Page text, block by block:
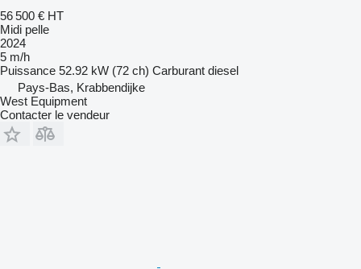
56 500 € HT
Midi pelle
2024
5 m/h
Puissance 52.92 kW (72 ch) Carburant diesel
Pays-Bas, Krabbendijke
West Equipment
Contacter le vendeur